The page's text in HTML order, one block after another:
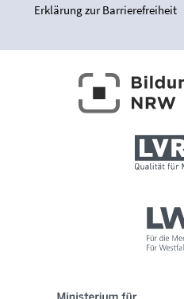
Erklärung zur Barrierefreiheit